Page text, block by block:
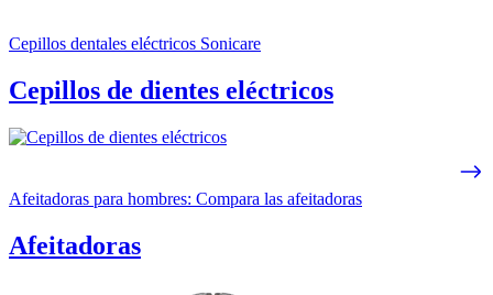
Cepillos dentales eléctricos Sonicare
Cepillos de dientes eléctricos
Afeitadoras para hombres: Compara las afeitadoras
Afeitadoras